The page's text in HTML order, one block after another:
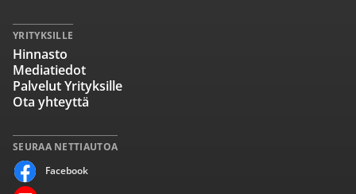
SEURAA NETTIAUTOA
Facebook
YRITYKSILLE
Hinnasto
Mediatiedot
Palvelut Yrityksille
Ota yhteyttä